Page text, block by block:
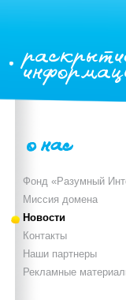
о нас
Фонд «Разумный
Миссия домена
Новости
Контакты
Наши партнеры
Рекламные